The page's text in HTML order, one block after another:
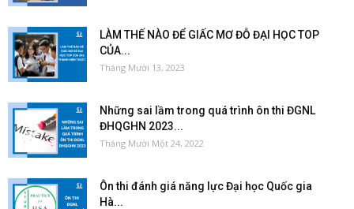
LÀM THẾ NÀO ĐỂ GIẤC MƠ ĐỖ ĐẠI HỌC TOP
CỦA...
Tháng Mười 13, 2023
Những sai lầm trong quá trình ôn thi ĐGNL
ĐHQGHN 2023...
Tháng Mười Một 24, 2022
Ôn thi đánh giá năng lực Đại học Quốc gia
Hà...